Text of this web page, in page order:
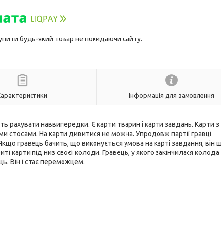
будь-який товар не покидаючи сайту.
Інформація для замовлення
рахувати наввипередки. Є карти тварин і карти завдань. Карти з
стосами. На карти дивитися не можна. Упродовж партії гравці
гравець бачить, що виконується умова на карті завдання, він
карти під низ своєї колоди. Гравець, у якого закінчилася
Він і стає переможцем.